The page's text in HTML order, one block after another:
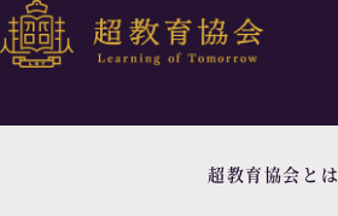
超教育協会とは